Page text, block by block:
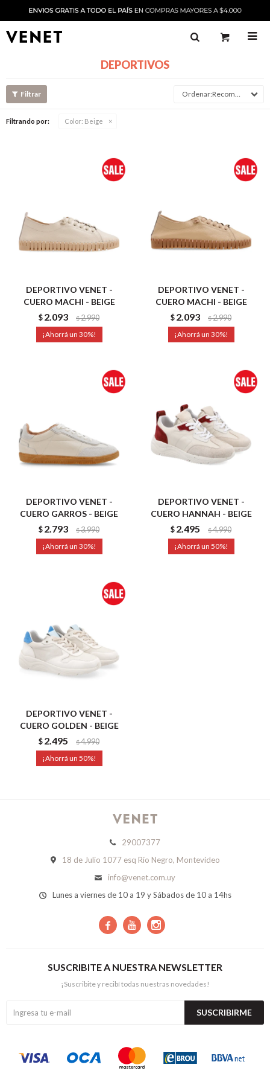

DEPORTIVOS
Recomendado
Filtrando por: Color: Beige
DEPORTIVO VENET -
CUERO MACHI - BEIGE
$2.093 $2.990
30
DEPORTIVO VENET -
CUERO MACHI - BEIGE
$2.093 $2.990
30
DEPORTIVO VENET -
CUERO GARROS - BEIGE
$2.793 $3.990
30
DEPORTIVO VENET -
CUERO HANNAH - BEIGE
$2.495 $4.990
50
DEPORTIVO VENET -
CUERO GOLDEN - BEIGE
$2.495 $4.990
50
29007377
18 de Julio 1077 esq Río Negro, Montevideo
info@venet.com.uy
Lunes a viernes de 10 a 19 y Sábados de 10 a 14hs
  
SUSCRIBITE A NUESTRA NEWSLETTER
¡Suscribite y recibí todas nuestras novedades!
SUSCRIBIRME